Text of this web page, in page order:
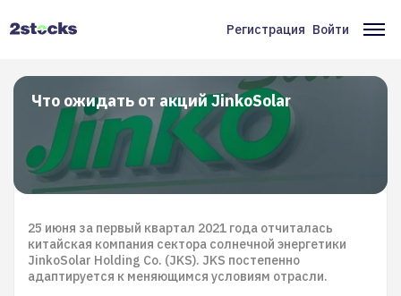
Меню
учётной
записи
пользователя
Регистрация Войти
Что ожидать от акций JinkoSolar
25 июня за первый квартал 2021 года отчиталась
китайская компания сектора солнечной энергетики
JinkoSolar Holding Co. (JKS). JKS постепенно
адаптируется к меняющимся условиям отрасли.